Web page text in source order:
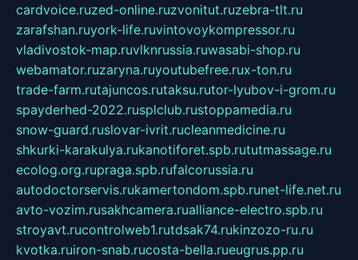
cardvoice.ruzed-online.ruzvonitut.ruzebra-tlt.ru
zarafshan.ruyork-life.ruvintovoykompressor.ru
vladivostok-map.ruvlknrussia.ruwasabi-shop.ru
webamator.ruzaryna.ruyoutubefree.rux-ton.ru
trade-farm.rutajuncos.rutaksu.rutor-lyubov-i-grom.ru
spayderhed-2022.rusplclub.rustoppamedia.ru
snow-guard.ruslovar-ivrit.rucleanmedicine.ru
shkurki-karakulya.rukanotiforet.spb.rututmassage.ru
ecolog.org.rupraga.spb.rufalcorussia.ru
autodoctorservis.rukamertondom.spb.runet-life.net.ru
avto-vozim.rusakhcamera.rualliance-electro.spb.ru
stroyavt.rucontrolweb1.rutdsak74.rukinzozo-ru.ru
kvotka.ruiron-snab.rucosta-bella.rueugrus.pp.ru